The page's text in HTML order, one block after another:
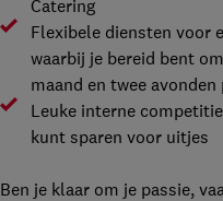
Catering
Flexibele diensten voor
waarbij je bereid bent
maand en twee avonden
Leuke interne
kunt sparen voor uitjes
Ben je klaar om je passie,